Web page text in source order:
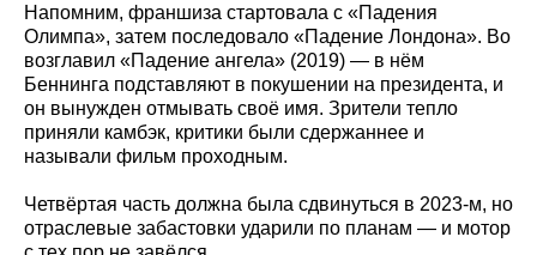
Напомним, франшиза стартовала с «Падения
Олимпа», затем последовало «Падение Лондона». Во
возглавил «Падение ангела» (2019) — в нём
Беннинга подставляют в покушении на президента, и
он вынужден отмывать своё имя. Зрители тепло
приняли камбэк, критики были сдержаннее и
называли фильм проходным.
Четвёртая часть должна была сдвинуться в 2023‑м, но
отраслевые забастовки ударили по планам — и мотор